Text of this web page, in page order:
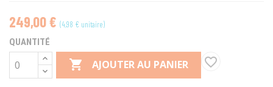
249,00 € (4,98 € unitaire)
QUANTITÉ
 AJOUTER AU PANIER favorite_border